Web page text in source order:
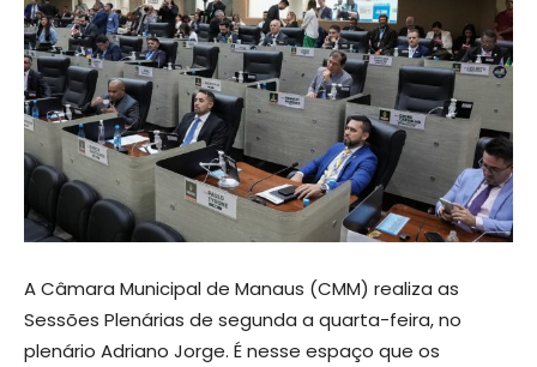
A Câmara Municipal de Manaus (CMM) realiza as
Sessões Plenárias de segunda a quarta-feira, no
plenário Adriano Jorge. É nesse espaço que os